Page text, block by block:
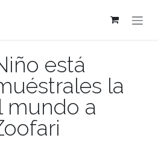
está
la
mundo a